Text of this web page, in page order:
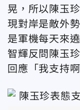
晃，所以陳玉
現對岸是敵外
是軍機每天來
智輝反問陳玉
回應「我支持